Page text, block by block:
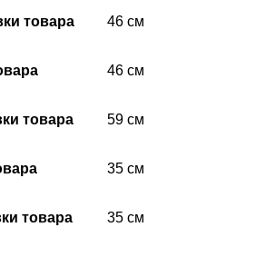
товара 46 см
46 см
товара 59 см
35 см
товара 35 см